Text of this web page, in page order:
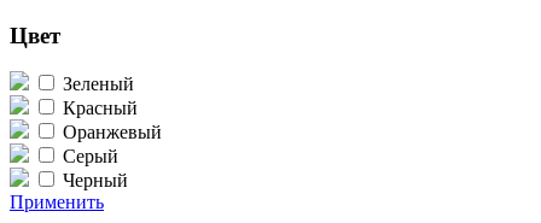
Цвет
Зеленый
Красный
Оранжевый
Серый
Черный
Применить